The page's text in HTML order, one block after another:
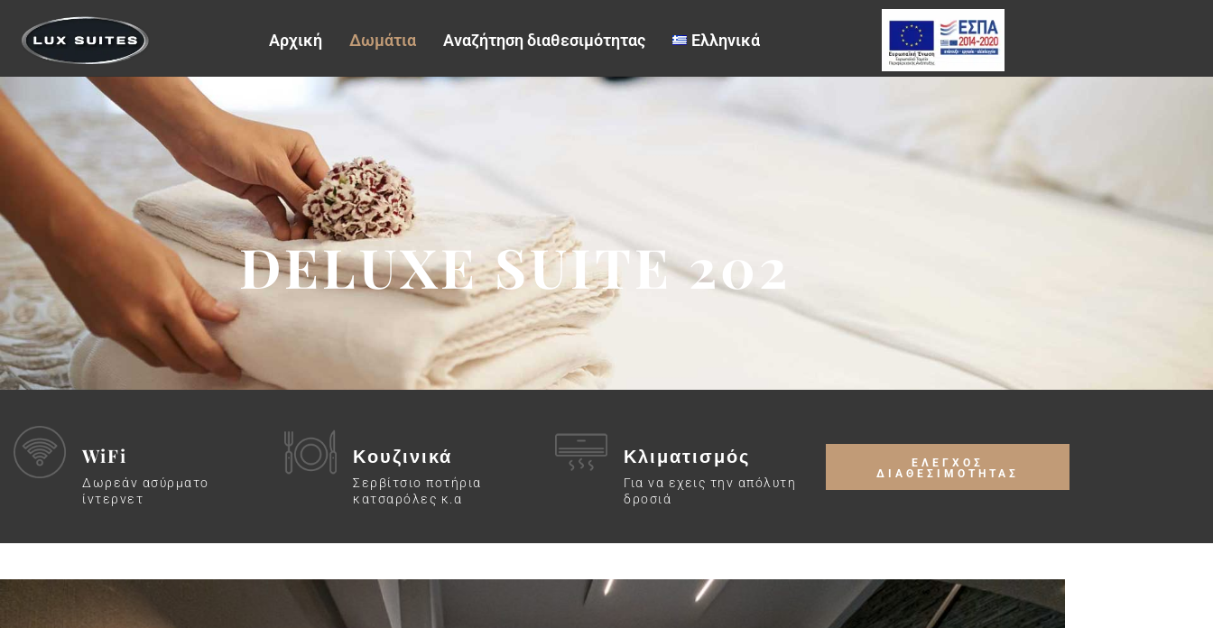
Αρχική Δωμάτια Αναζήτηση διαθεσιμότητας Ελληνικά
DELUXE SUITE 202
WiFi
Δωρεάν ασύρματο
ίντερνετ
Κουζινικά
Σερβίτσιο ποτήρια
κατσαρόλες κ.α
Κλιματισμός
Για να εχεις την απόλυτη
δροσιά
ΕΛΕΓΧΟΣ
ΔΙΑΘΕΣΙΜΟΤΗΤΑΣ